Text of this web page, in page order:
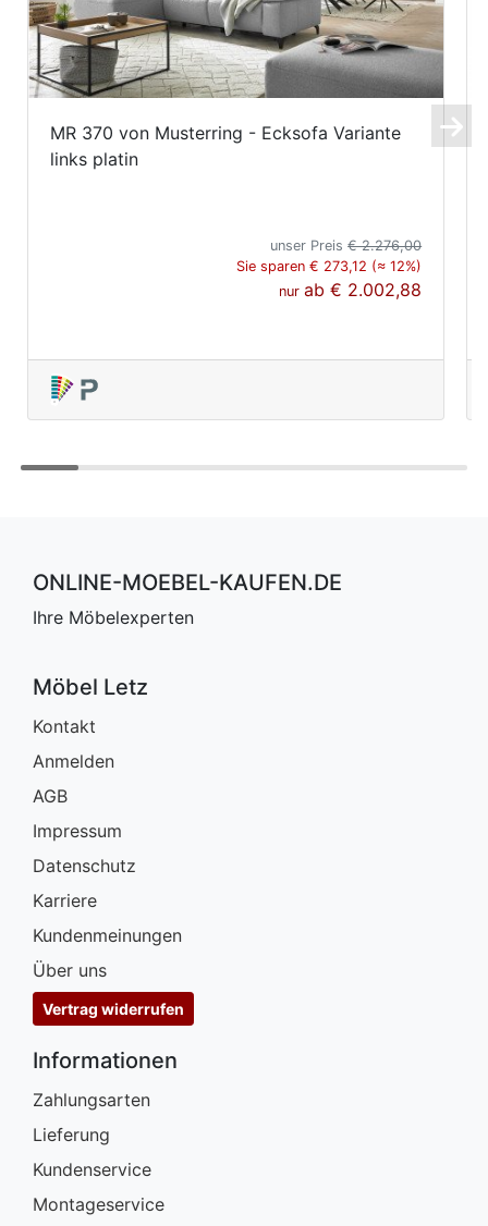
MR 370 von Musterring - Ecksofa Variante
links platin
unser Preis€ 2.276,00
Sie sparen € 273,12 (≈ 12%)
nurab€ 2.002,88
ONLINE-MOEBEL-KAUFEN.DE
Ihre Möbelexperten
Möbel Letz
Kontakt
Anmelden
AGB
Impressum
Datenschutz
Karriere
Kundenmeinungen
Über uns
Vertrag widerrufen
Informationen
Zahlungsarten
Lieferung
Kundenservice
Montageservice